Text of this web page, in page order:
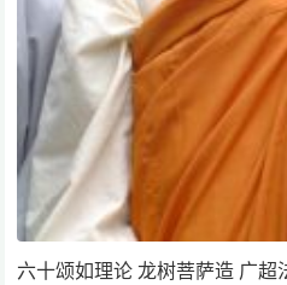
六十颂如理论 龙树菩萨造 广